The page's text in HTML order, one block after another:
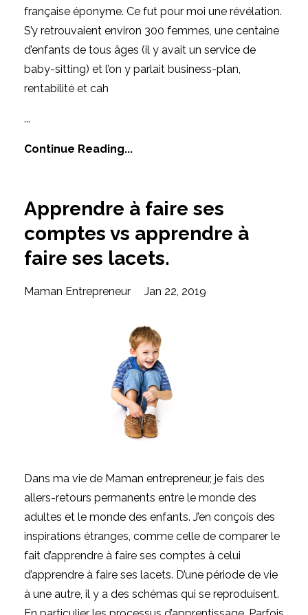
française éponyme. Ce fut pour moi une révélation.
S’y retrouvaient environ 300 femmes, une centaine
d’enfants de tous âges (il y avait un service de
baby-sitting) et l’on y parlait business-plan,
rentabilité et cah
...
Continue Reading...
Apprendre à faire ses
comptes vs apprendre à
faire ses lacets.
Maman Entrepreneur Jan 22, 2019
Dans ma vie de Maman entrepreneur, je fais des
allers-retours permanents entre le monde des
adultes et le monde des enfants. J’en conçois des
inspirations étranges, comme celle de comparer le
fait d’apprendre à faire ses comptes à celui
d’apprendre à faire ses lacets. D’une période de vie
à une autre, il y a des schémas qui se reproduisent.